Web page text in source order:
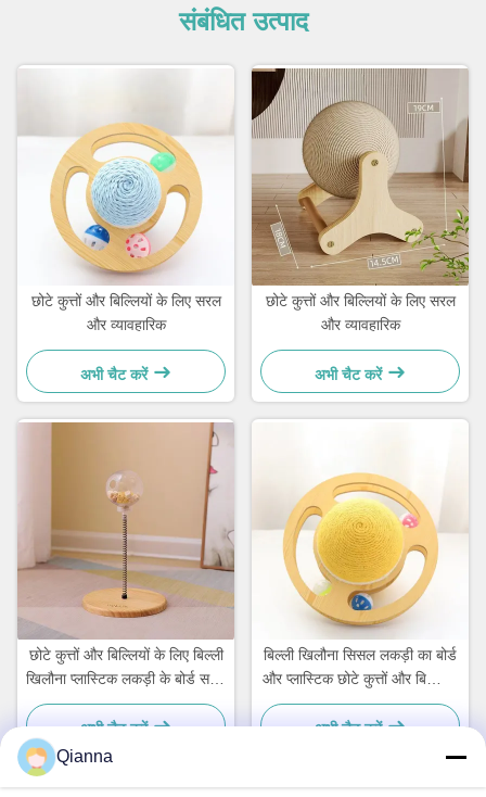
संबंधित उत्पाद
छोटे कुत्तों और बिल्लियों के लिए सरल
और व्यावहारिक
अभी चैट करें
छोटे कुत्तों और बिल्लियों के लिए सरल
और व्यावहारिक
अभी चैट करें
छोटे कुत्तों और बिल्लियों के लिए बिल्ली
खिलौना प्लास्टिक लकड़ी के बोर्ड सरल
और व्यावहारिक
अभी चैट करें
बिल्ली खिलौना सिसल लकड़ी का बोर्ड
और प्लास्टिक छोटे कुत्तों और बिल्लियों
के लिए सरल और व्यावहारिक
अभी चैट करें
Qianna